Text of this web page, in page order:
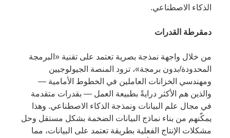
الذكاء الاصطناعي.
دمقرطة القدرات
من خلال واجهة نمذجة بصرية تعتمد على تقنية «البرمجة
المحدودة/بدون برمجة»، تزود المنصة الجيولوجيين
ومهندسي الخزانات العاملين في الخطوط الأمامية —
والذين هم الأكثر درايةً بطبيعة العمل — بقدرات متقدمة
في مجال علم البيانات ونمذجة الذكاء الاصطناعي. وهذا
يمكّنهم من بناء نماذج البيانات الضخمة بشكل مستقل وحل
مشكلات الإنتاج الفعلية بطريقة تعتمد على البيانات، مما